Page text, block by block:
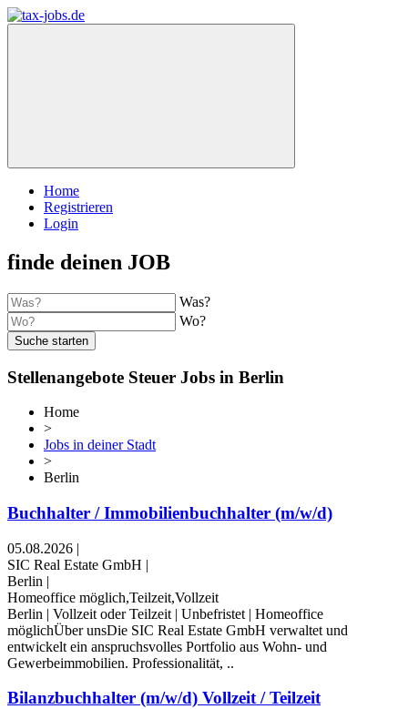
Home
Registrieren
Login
finde deinen JOB
Was?
Wo?
Suche starten
Stellenangebote Steuer Jobs in Berlin
Home
>
Jobs in deiner Stadt
>
Berlin
Buchhalter / Immobilienbuchhalter (m/w/d)
05.08.2026 |
SIC Real Estate GmbH |
Berlin |
Homeoffice möglich,Teilzeit,Vollzeit
Berlin | Vollzeit oder Teilzeit | Unbefristet | Homeoffice
möglichÜber unsDie SIC Real Estate GmbH verwaltet und
entwickelt ein anspruchsvolles Portfolio aus Wohn- und
Gewerbeimmobilien. Professionalität, ..
Bilanzbuchhalter (m/w/d) Vollzeit / Teilzeit